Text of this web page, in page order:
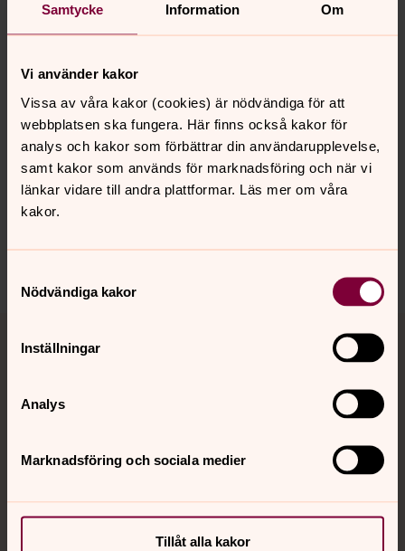
Samtycke Information Om
Vi använder kakor
Vissa av våra kakor (cookies) är nödvändiga för att
webbplatsen ska fungera. Här finns också kakor för
analys och kakor som förbättrar din användarupplevelse,
samt kakor som används för marknadsföring och när vi
länkar vidare till andra plattformar. Läs mer om våra
kakor.
Nödvändiga kakor
Inställningar
Analys
Marknadsföring och sociala medier
Tillåt alla kakor
oss på kyrkogårdsförvaltningen. Den officiella
adressändringen kommer inte oss till del.
Senast ändrad 4 februari 2020
Synpunkter eller frågor på sidans
innehåll?
trelleborgs.forsamling@svenskakyrkan.se
Kontakt